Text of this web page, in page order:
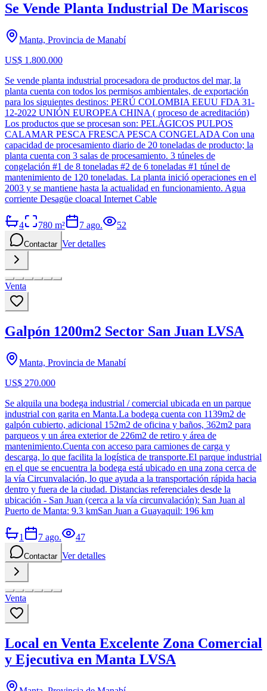
Se Vende Planta Industrial De Mariscos
Manta, Provincia de Manabí
US$ 1.800.000
Se vende planta industrial procesadora de productos del mar, la
planta cuenta con todos los permisos ambientales, de exportación
para los siguientes destinos: PERÚ COLOMBIA EEUU FDA 31-
12-2022 UNIÓN EUROPEA CHINA ( proceso de acreditación)
Los productos que se procesan son: PELÁGICOS PULPOS
CALAMAR PESCA FRESCA PESCA CONGELADA Con una
capacidad de procesamiento diario de 20 toneladas de producto; la
planta cuenta con 3 salas de procesamiento. 3 túneles de
congelación #1 de 8 toneladas #2 de 6 toneladas #1 túnel de
mantenimiento de 120 toneladas. La planta inició operaciones en el
2003 y se mantiene hasta la actualidad en funcionamiento. Agua
corriente Desagüe cloacal Internet Cable
4 780 m² 7 ago. 52
Contactar Ver detalles
Venta
Galpón 1200m2 Sector San Juan LVSA
Manta, Provincia de Manabí
US$ 270.000
Se alquila una bodega industrial / comercial ubicada en un parque
industrial con garita en Manta.La bodega cuenta con 1139m2 de
galpón cubierto, adicional 152m2 de oficina y baños, 362m2 para
parqueos y un área exterior de 226m2 de retiro y área de
mantenimiento.Cuenta con acceso para camiones de carga y
descarga, lo que facilita la logística de transporte.El parque industrial
en el que se encuentra la bodega está ubicado en una zona cerca de
la vía Circunvalación, lo que ayuda a la transportación rápida hacia
dentro y fuera de la ciudad. Distancias referenciales desde la
ubicación - San Juan (cerca a la vía circunvalación): San Juan al
Puerto de Manta: 9.3 kmSan Juan a Guayaquil: 196 km
1 7 ago. 47
Contactar Ver detalles
Venta
Local en Venta Excelente Zona Comercial
y Ejecutiva en Manta LVSA